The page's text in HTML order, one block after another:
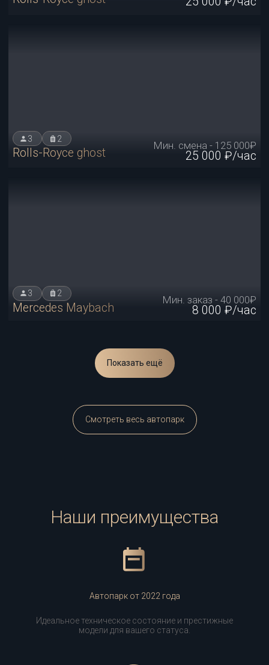
Показать ещё
Смотреть весь автопарк
Наши преимущества
Автопарк от 2022 года
Идеальное техническое состояние и престижные
модели для вашего статуса.